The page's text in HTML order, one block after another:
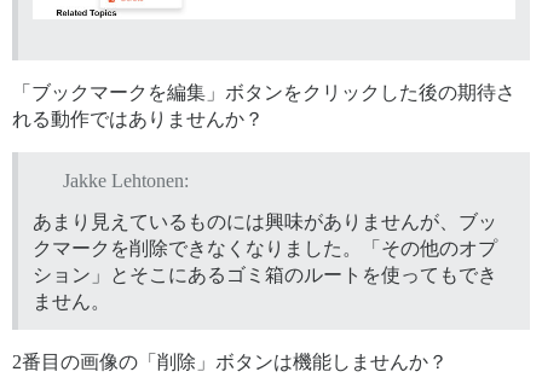
「ブックマークを編集」ボタンをクリックした後の期待さ
れる動作ではありませんか？
Jakke Lehtonen:
あまり見えているものには興味がありませんが、ブッ
クマークを削除できなくなりました。「その他のオプ
ション」とそこにあるゴミ箱のルートを使ってもでき
ません。
2番目の画像の「削除」ボタンは機能しませんか？